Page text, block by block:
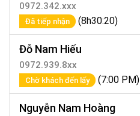
0972.342.xxx
Đã tiếp nhận (8h30:20)
Đỗ Nam Hiếu
0972.939.8xx
Chờ khách đến lấy (7:00 PM)
Nguyễn Nam Hoàng